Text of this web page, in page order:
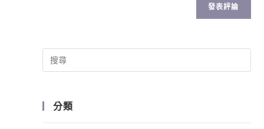
分類